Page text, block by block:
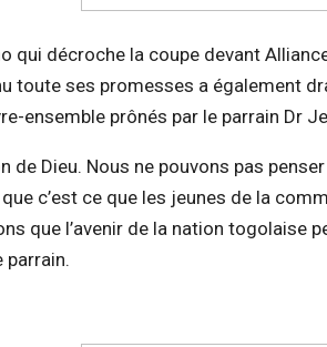
qui décroche la coupe devant
toute ses promesses a également
ensemble prônés par le parrain Dr
de Dieu. Nous ne pouvons pas
c’est ce que les jeunes de la
que l’avenir de la nation togolaise
parrain.